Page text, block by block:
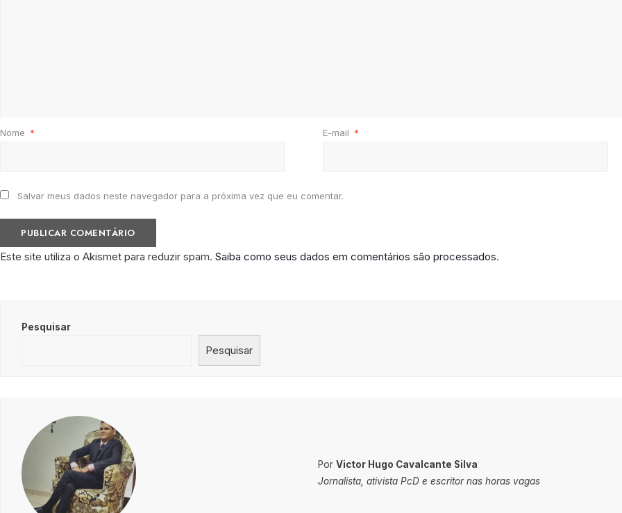
Nome * E-mail *
Salvar meus dados neste navegador para a próxima vez que eu comentar.
Este site utiliza o Akismet para reduzir spam. Saiba como seus dados em comentários são processados.
Pesquisar
Pesquisar
PorVictor Hugo Cavalcante Silva
Jornalista, ativista PcD e escritor nas horas vagas